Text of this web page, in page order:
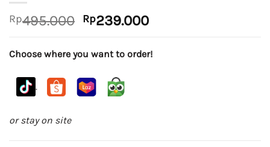
Rp495.000 Original
was:
Rp495.000.
Rp239.000Current
is:
Choose where you want to order!
.
or stay on site